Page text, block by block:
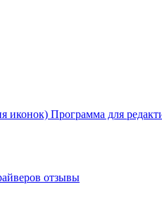
Программа для
отзывы